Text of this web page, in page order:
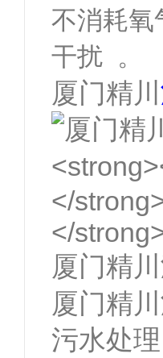
不消耗氧
干扰 。
厦门精川
厦门精川
厦门精川
污水处